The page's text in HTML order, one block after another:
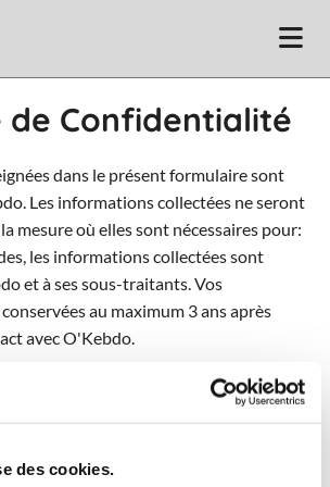
des cookies.
de Confidentialité
dans le présent formulaire sont
Les informations collectées ne seront
mesure où elles sont nécessaires pour:
les informations collectées sont
et à ses sous-traitants. Vos
au maximum 3 ans après
avec O'Kebdo.
loi « informatique et libertés » du 6
et au Règlement européen
de portabilité et d’effacement de